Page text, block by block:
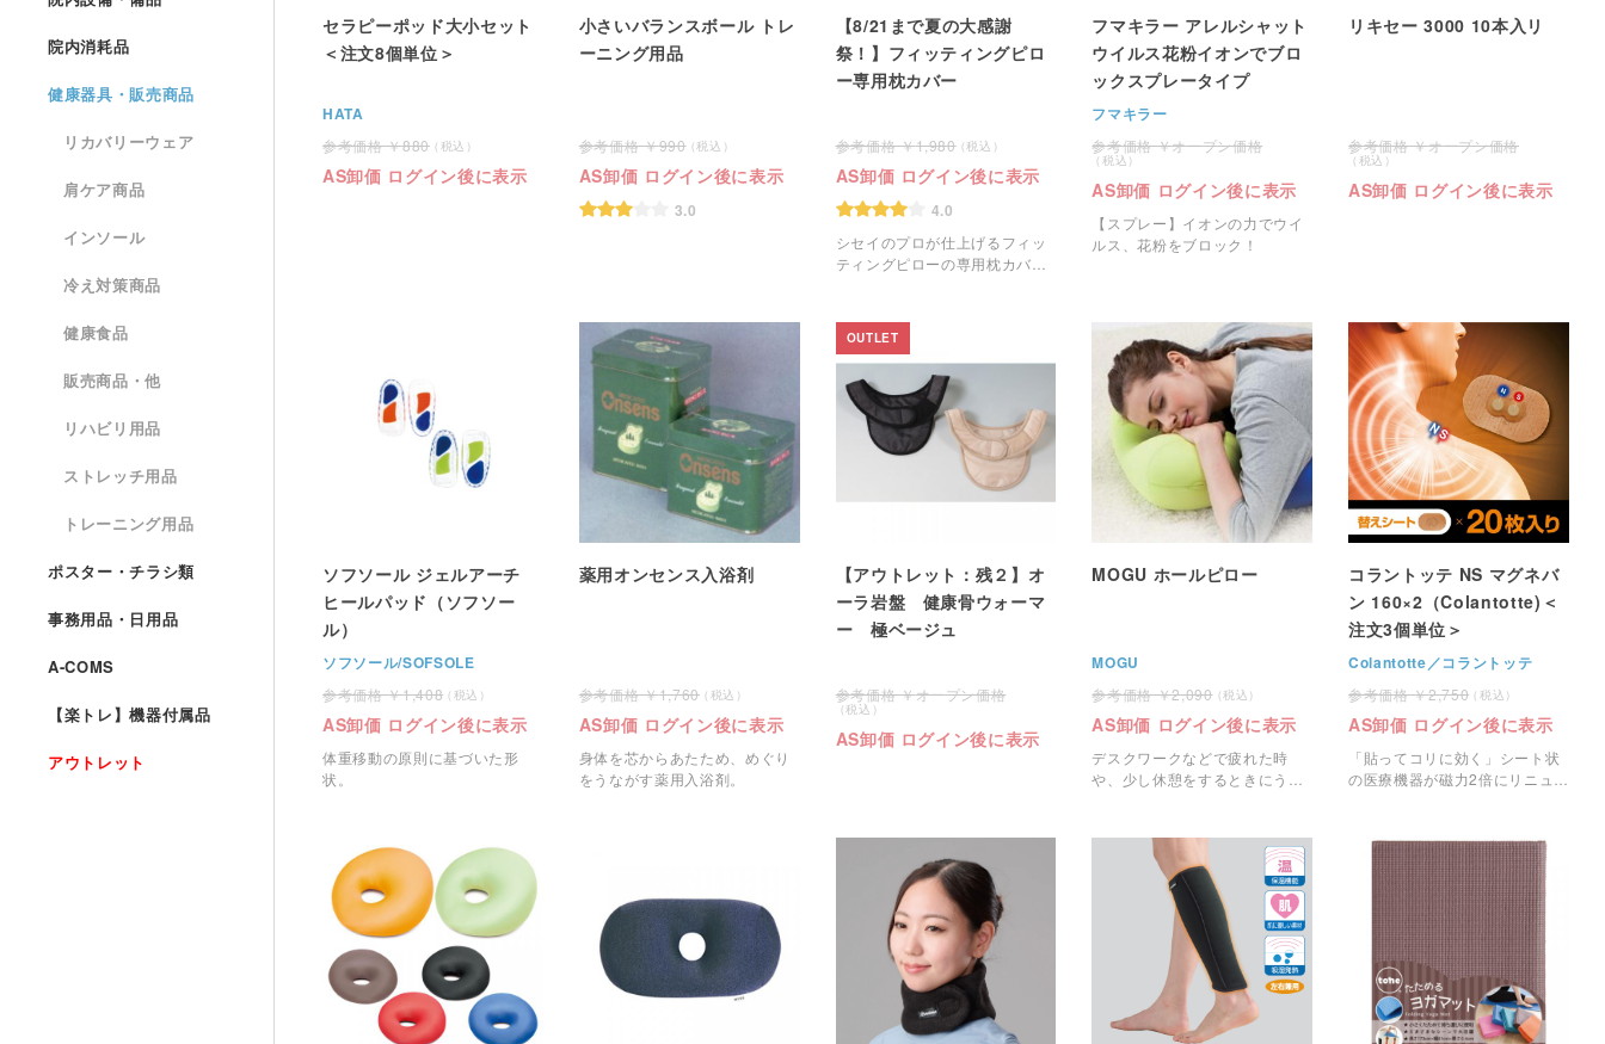
セラピーポッド大小セット
＜注文8個単位＞
HATA
880
AS卸価 ログイン後に表示
小さいバランスボール トレ
ーニング用品
990
AS卸価 ログイン後に表示
3.0
【8/21まで夏の大感謝
祭！】フィッティングピロ
ー専用枕カバー
1,980
AS卸価 ログイン後に表示
4.0
シセイのプロが仕上げるフィッ
ティングピローの専用枕カバー
フマキラー アレルシャット
ウイルス花粉イオンでブロ
ックスプレータイプ
フマキラー
オープン価格
AS卸価 ログイン後に表示
【スプレー】イオンの力でウイ
ルス、花粉をブロック！
リキセー 3000 10本入リ
オープン価格
AS卸価 ログイン後に表示
ソフソール ジェルアーチ
ヒールパッド（ソフソー
ル）
ソフソール/SOFSOLE
1,408
AS卸価 ログイン後に表示
体重移動の原則に基づいた形
状。
薬用オンセンス入浴剤
1,760
AS卸価 ログイン後に表示
身体を芯からあたため、めぐり
をうながす薬用入浴剤。
【アウトレット：残２】オ
ーラ岩盤 健康骨ウォーマ
ー 極ベージュ
オープン価格
AS卸価 ログイン後に表示
OUTLET
MOGU ホールピロー
MOGU
2,090
AS卸価 ログイン後に表示
デスクワークなどで疲れた時
や、少し休憩をするときにうつ
コラントッテ NS マグネバ
ン 160×2（Colantotte)＜
注文3個単位＞
Colantotte／コラントッテ
2,750
AS卸価 ログイン後に表示
「貼ってコリに効く」シート状
の医療機器が磁力2倍にリニュー
院内消耗品
健康器具・販売商品
リカバリーウェア
肩ケア商品
インソール
冷え対策商品
健康食品
販売商品・他
リハビリ用品
ストレッチ用品
トレーニング用品
ポスター・チラシ類
事務用品・日用品
A-COMS
【楽トレ】機器付属品
アウトレット